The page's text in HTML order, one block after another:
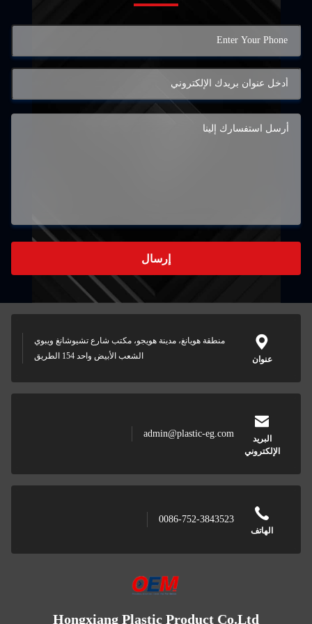
منطقة هويانغ، مدينة هويجو، مكتب شارع تشيوشانغ ويبوي
الشعب الأبيض واحد 154 الطريق
الإلكتروني
admin@plastic-eg.com
0086-752-3843523
Hongxiang Plastic Product Co.Ltd